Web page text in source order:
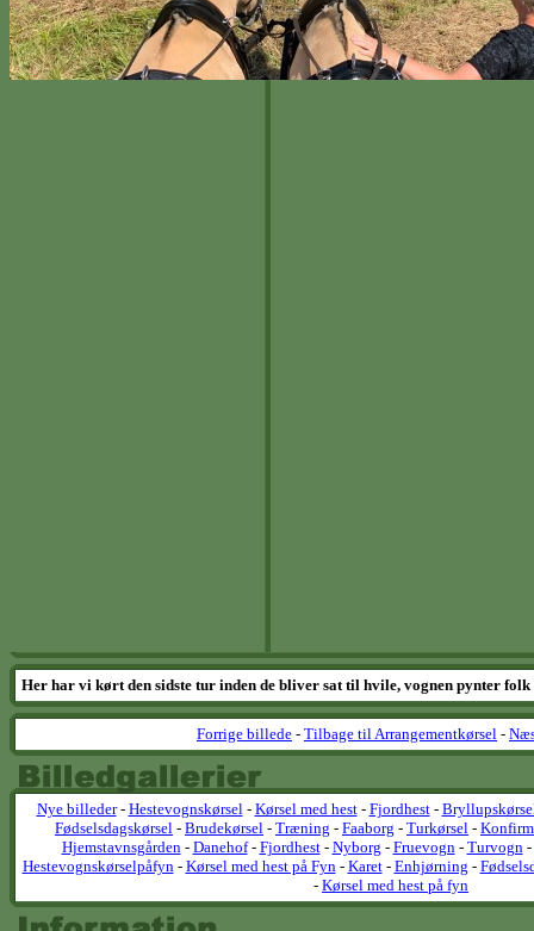
Her har vi kørt den sidste tur inden de bliver sat til hvile, vognen pynter
Forrige billede - Tilbage til Arrangementkørsel -
Nye billeder- Hestevognskørsel- Kørsel med hest- Fjordhest-
Fødselsdagskørsel - Brudekørsel - Træning - Faaborg - Turkørsel -
Hjemstavnsgården- Danehof- Fjordhest- Nyborg - Fruevogn- Turvogn-
Hestevognskørselpåfyn- Kørsel med hest på Fyn- Karet- Enhjørning -
- Kørsel med hest på fyn